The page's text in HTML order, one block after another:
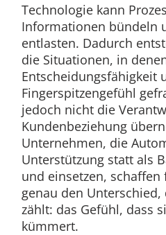
Technologie kann
Informationen bündeln
entlasten. Dadurch
die Situationen, in
Entscheidungsfähigkeit
Fingerspitzengefühl
jedoch nicht die
Kundenbeziehung
Unternehmen, die
Unterstützung statt als
und einsetzen, schaffen
genau den
zählt: das Gefühl, dass
kümmert.